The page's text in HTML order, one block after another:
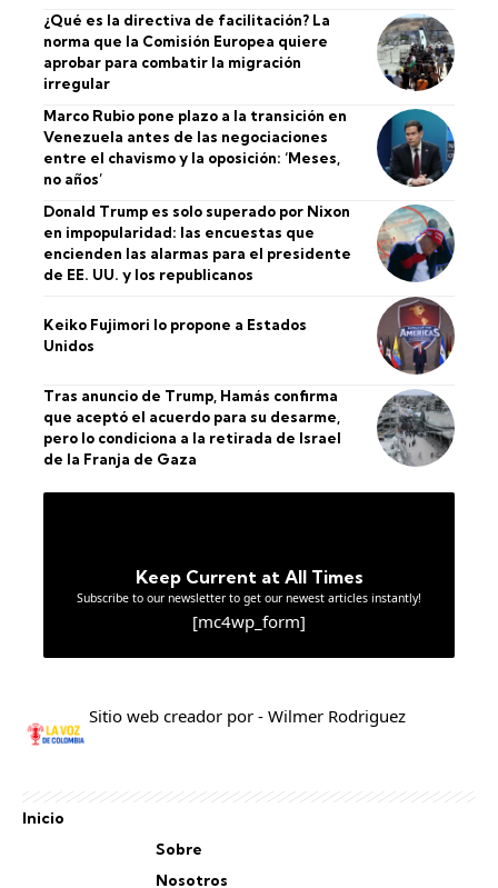
¿Qué es la directiva de facilitación? La
norma que la Comisión Europea quiere
aprobar para combatir la migración
irregular
Marco Rubio pone plazo a la transición en
Venezuela antes de las negociaciones
entre el chavismo y la oposición: ‘Meses,
no años’
Donald Trump es solo superado por Nixon
en impopularidad: las encuestas que
encienden las alarmas para el presidente
de EE. UU. y los republicanos
Keiko Fujimori lo propone a Estados
Unidos
Tras anuncio de Trump, Hamás confirma
que aceptó el acuerdo para su desarme,
pero lo condiciona a la retirada de Israel
de la Franja de Gaza
Keep Current at All Times
Subscribe to our newsletter to get our newest articles instantly!
[mc4wp_form]
Sitio web creador por - Wilmer Rodriguez
Inicio
Sobre
Nosotros